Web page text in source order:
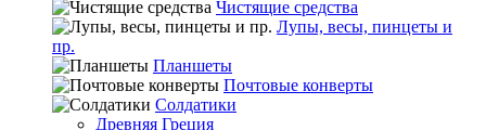
Чистящие средства
Лупы, весы, пинцеты и
пр.
Планшеты
Почтовые конверты
Солдатики
Древняя Греция